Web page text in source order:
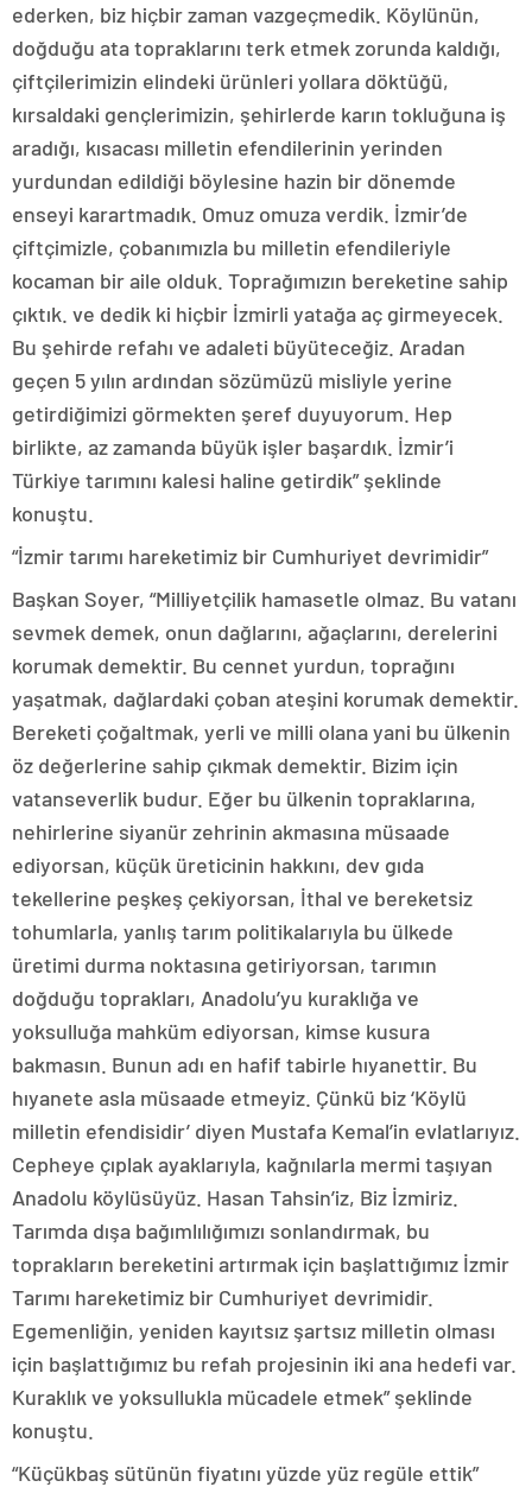
ederken, biz hiçbir zaman vazgeçmedik. Köylünün,
doğduğu ata topraklarını terk etmek zorunda kaldığı,
çiftçilerimizin elindeki ürünleri yollara döktüğü,
kırsaldaki gençlerimizin, şehirlerde karın tokluğuna iş
aradığı, kısacası milletin efendilerinin yerinden
yurdundan edildiği böylesine hazin bir dönemde
enseyi karartmadık. Omuz omuza verdik. İzmir’de
çiftçimizle, çobanımızla bu milletin efendileriyle
kocaman bir aile olduk. Toprağımızın bereketine sahip
çıktık. ve dedik ki hiçbir İzmirli yatağa aç girmeyecek.
Bu şehirde refahı ve adaleti büyüteceğiz. Aradan
geçen 5 yılın ardından sözümüzü misliyle yerine
getirdiğimizi görmekten şeref duyuyorum. Hep
birlikte, az zamanda büyük işler başardık. İzmir’i
Türkiye tarımını kalesi haline getirdik” şeklinde
konuştu.
“İzmir tarımı hareketimiz bir Cumhuriyet devrimidir”
Başkan Soyer, “Milliyetçilik hamasetle olmaz. Bu vatanı
sevmek demek, onun dağlarını, ağaçlarını, derelerini
korumak demektir. Bu cennet yurdun, toprağını
yaşatmak, dağlardaki çoban ateşini korumak demektir.
Bereketi çoğaltmak, yerli ve milli olana yani bu ülkenin
öz değerlerine sahip çıkmak demektir. Bizim için
vatanseverlik budur. Eğer bu ülkenin topraklarına,
nehirlerine siyanür zehrinin akmasına müsaade
ediyorsan, küçük üreticinin hakkını, dev gıda
tekellerine peşkeş çekiyorsan, İthal ve bereketsiz
tohumlarla, yanlış tarım politikalarıyla bu ülkede
üretimi durma noktasına getiriyorsan, tarımın
doğduğu toprakları, Anadolu’yu kuraklığa ve
yoksulluğa mahküm ediyorsan, kimse kusura
bakmasın. Bunun adı en hafif tabirle hıyanettir. Bu
hıyanete asla müsaade etmeyiz. Çünkü biz ‘Köylü
milletin efendisidir’ diyen Mustafa Kemal’in evlatlarıyız.
Cepheye çıplak ayaklarıyla, kağnılarla mermi taşıyan
Anadolu köylüsüyüz. Hasan Tahsin’iz, Biz İzmiriz.
Tarımda dışa bağımlılığımızı sonlandırmak, bu
toprakların bereketini artırmak için başlattığımız İzmir
Tarımı hareketimiz bir Cumhuriyet devrimidir.
Egemenliğin, yeniden kayıtsız şartsız milletin olması
için başlattığımız bu refah projesinin iki ana hedefi var.
Kuraklık ve yoksullukla mücadele etmek” şeklinde
konuştu.
“Küçükbaş sütünün fiyatını yüzde yüz regüle ettik”